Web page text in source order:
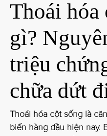
Thoái hóa
gì?
triệu
chữa dứt
Thoái hóa cột sống là
biến hàng đầu hiện nay.